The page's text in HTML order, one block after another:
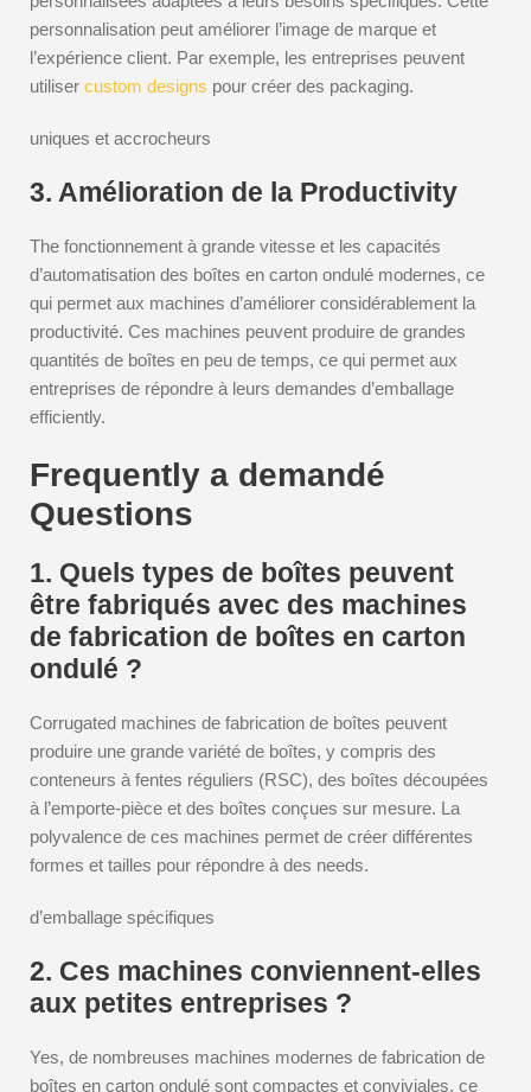
personnalisation peut améliorer l’image de marque et
l’expérience client. Par exemple, les entreprises peuvent
utiliser custom designs pour créer des packaging.
uniques et accrocheurs
3. Amélioration de la Productivity
The fonctionnement à grande vitesse et les capacités
d’automatisation des boîtes en carton ondulé modernes, ce
qui permet aux machines d’améliorer considérablement la
productivité. Ces machines peuvent produire de grandes
quantités de boîtes en peu de temps, ce qui permet aux
entreprises de répondre à leurs demandes d’emballage
efficiently.
Frequently a demandé
Questions
1. Quels types de boîtes peuvent
être fabriqués avec des machines
de fabrication de boîtes en carton
ondulé ?
Corrugated machines de fabrication de boîtes peuvent
produire une grande variété de boîtes, y compris des
conteneurs à fentes réguliers (RSC), des boîtes découpées
à l’emporte-pièce et des boîtes conçues sur mesure. La
polyvalence de ces machines permet de créer différentes
formes et tailles pour répondre à des needs.
d’emballage spécifiques
2. Ces machines conviennent-elles
aux petites entreprises ?
Yes, de nombreuses machines modernes de fabrication de
boîtes en carton ondulé sont compactes et conviviales, ce